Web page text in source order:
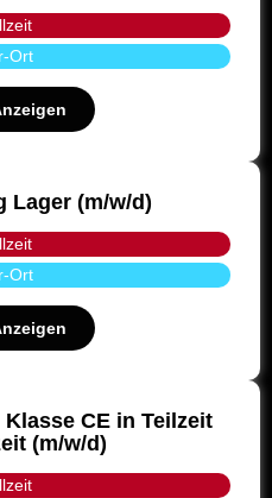
Ort
Lager (m/w/d)
Ort
CE in Teilzeit
(m/w/d)